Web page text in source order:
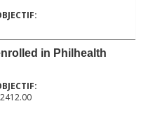
in Philhealth